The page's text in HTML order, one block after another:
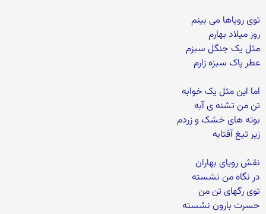
توی رویاها می بینم
روز میلاد بهارم
مثل یک جنگل سبزم
عطر پاک سبزه زارم
اما این مثل یک خوابه
تن من تشنه ی آبه
بوته های خشک و زردم
زیر تیغ آفتابه
نقش رویای بهاران
در نگاه من نشسته
توی رگهای تن من
حسرت بارون نشسته